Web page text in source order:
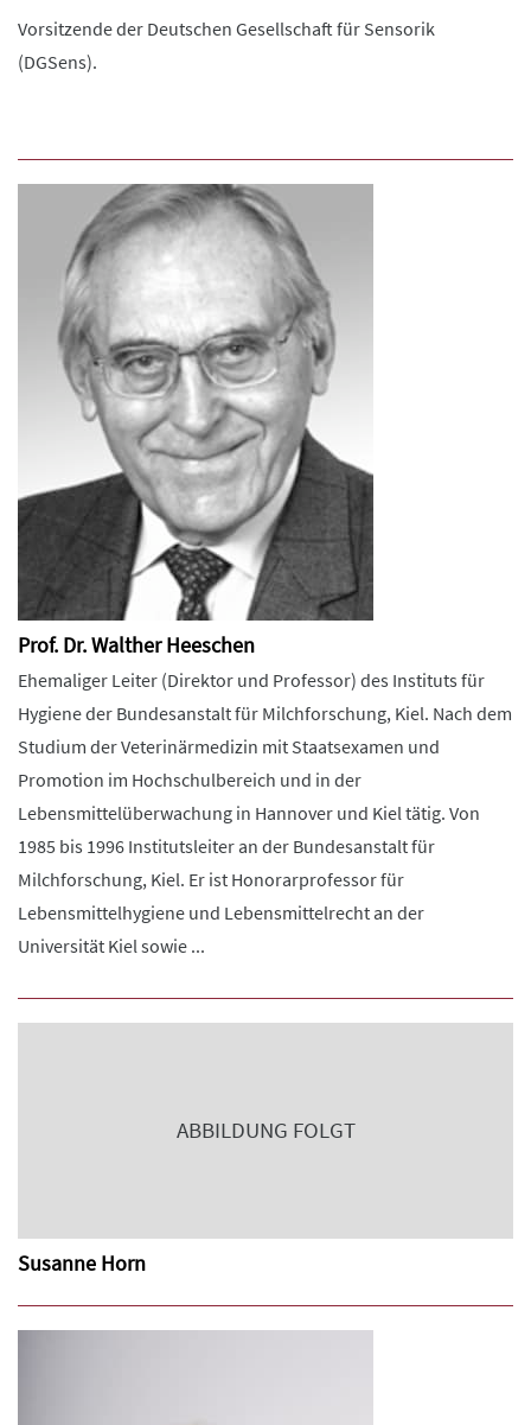
Vorsitzende der Deutschen Gesellschaft für Sensorik
(DGSens).
Prof. Dr. Walther Heeschen
Ehemaliger Leiter (Direktor und Professor) des Instituts für
Hygiene der Bundesanstalt für Milchforschung, Kiel. Nach dem
Studium der Veterinärmedizin mit Staatsexamen und
Promotion im Hochschulbereich und in der
Lebensmittelüberwachung in Hannover und Kiel tätig. Von
1985 bis 1996 Institutsleiter an der Bundesanstalt für
Milchforschung, Kiel. Er ist Honorarprofessor für
Lebensmittelhygiene und Lebensmittelrecht an der
Universität Kiel sowie ...
ABBILDUNG FOLGT
Susanne Horn